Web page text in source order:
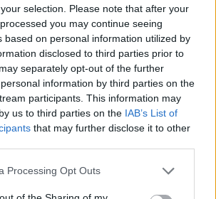
selection. Please note that after your
you may continue seeing
based on personal information utilized by
disclosed to third parties prior to
separately opt-out of the further
information by third parties on the
participants. This information may
us to third parties on the IAB’s List of
that may further disclose it to other
Processing Opt Outs